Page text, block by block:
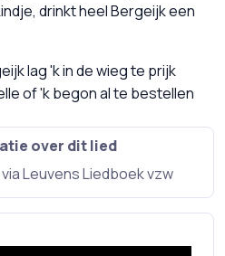
drinkt heel Bergeijk een
lag 'k in de wieg te prijk
of 'k begon al te bestellen
over dit lied
Leuvens Liedboek vzw